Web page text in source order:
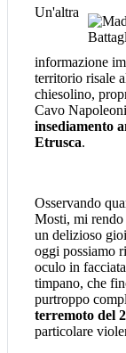
Un'altra
informazione
territorio risale
chiesolino,
Cavo
insediamento
Etrusca.
Osservando
Mosti, mi rendo
un delizioso
oggi possiamo
oculo in
timpano, che
purtroppo
terremoto del
particolare